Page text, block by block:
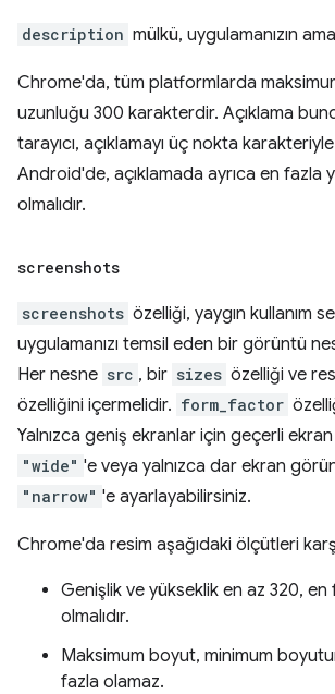
description mülkü, uygulamanızın
Chrome'da, tüm platformlarda
uzunluğu 300 karakterdir. Açıklama
tarayıcı, açıklamayı üç nokta karakteriyle
Android'de, açıklamada ayrıca en fazla
olmalıdır.
screenshots
screenshots özelliği, yaygın kullanım
uygulamanızı temsil eden bir görüntü
Her nesne src , bir sizes özelliği ve
özelliğini içermelidir. form_factor
Yalnızca geniş ekranlar için geçerli
"wide" 'e veya yalnızca dar ekran
"narrow" 'e ayarlayabilirsiniz.
Chrome'da resim aşağıdaki ölçütleri
Genişlik ve yükseklik en az 320, en
olmalıdır.
Maksimum boyut, minimum
fazla olamaz.